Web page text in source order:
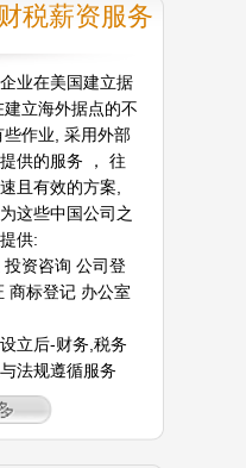
税薪资服务
业在美国建立据
建立海外据点的不
些作业, 采用外部
供的服务 ， 往
且有效的方案,
这些中国公司之
供:
资咨询 公司登
商标登记 办公室
立后-财务,税务
法规遵循服务